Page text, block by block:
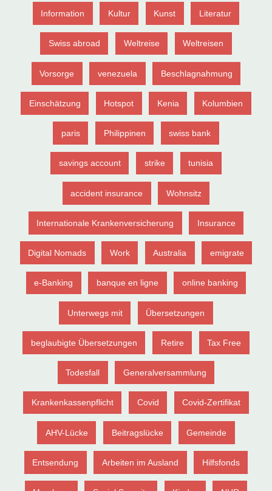
Information Kultur Kunst Literatur
Swiss abroad Weltreise Weltreisen
Vorsorge venezuela Beschlagnahmung
Einschätzung Hotspot Kenia Kolumbien
paris Philippinen swiss bank
savings account strike tunisia
accident insurance Wohnsitz
Internationale Krankenversicherung Insurance
Digital Nomads Work Australia emigrate
e-Banking banque en ligne online banking
Unterwegs mit Übersetzungen
beglaubigte Übersetzungen Retire Tax Free
Todesfall Generalversammlung
Krankenkassenpflicht Covid Covid-Zertifikat
AHV-Lücke Beitragslücke Gemeinde
Entsendung Arbeiten im Ausland Hilfsfonds